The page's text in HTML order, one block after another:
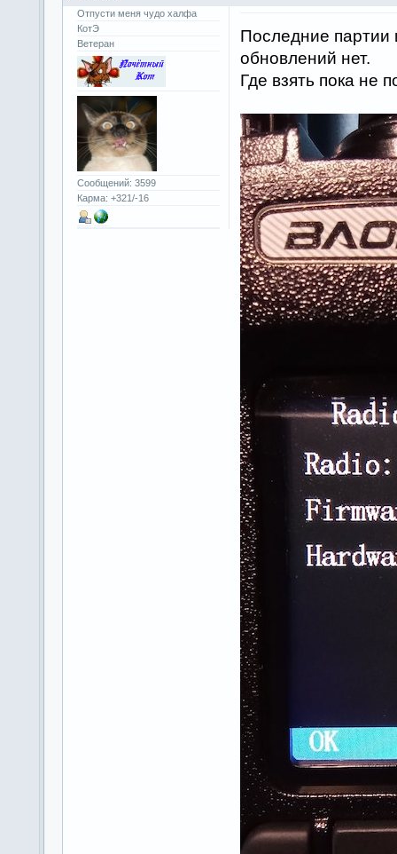
Отпусти меня чудо халфа
КотЭ
Ветеран
Сообщений: 3599
Карма: +321/-16
Последние партии
обновлений нет.
Где взять пока не